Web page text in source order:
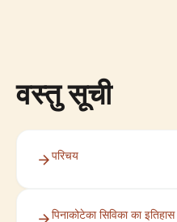
वस्तु सूची
परिचय
पिनाकोटेका सिविका का